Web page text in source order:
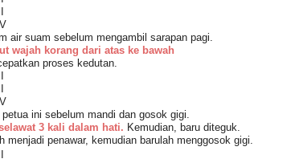
I
V
air suam sebelum mengambil sarapan pagi.
wajah korang dari atas ke bawah
proses kedutan.
I
I
V
ini sebelum mandi dan gosok gigi.
3 kali dalam hati. Kemudian, baru diteguk.
penawar, kemudian barulah menggosok gigi.
I